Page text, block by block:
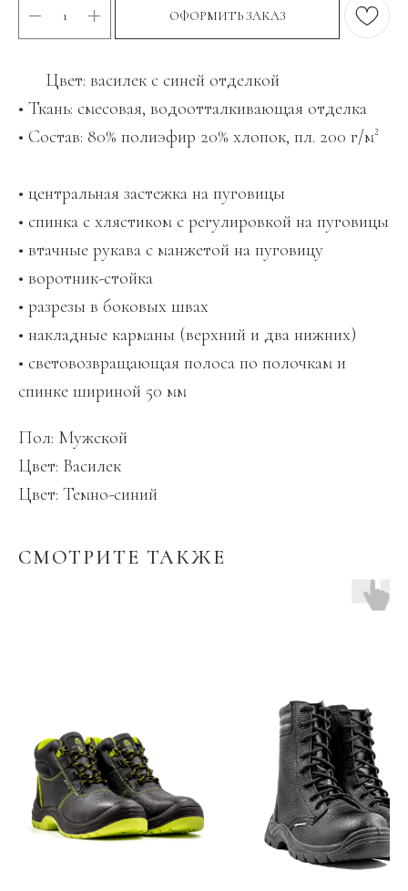
ОФОРМИТЬ ЗАКАЗ
Цвет: василек с синей отделкой
• Ткань: смесовая, водоотталкивающая отделка
• Состав: 80% полиэфир 20% хлопок, пл. 200 г/м²
• центральная застежка на пуговицы
• спинка с хлястиком с регулировкой на пуговицы
• втачные рукава с манжетой на пуговицу
• воротник-стойка
• разрезы в боковых швах
• накладные карманы (верхний и два нижних)
• световозвращающая полоса по полочкам и
спинке шириной 50 мм
Пол: Мужской
Цвет: Василек
Цвет: Темно-синий
СМОТРИТЕ ТАКЖЕ